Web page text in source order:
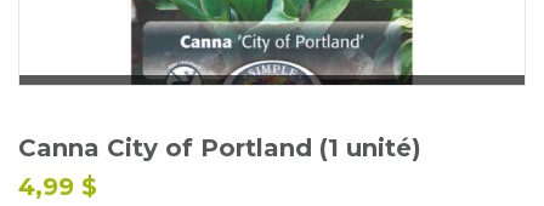
Emplois
Service à la clientèle
Nous joindre
Canna City of Portland (1 unité)
4,99 $